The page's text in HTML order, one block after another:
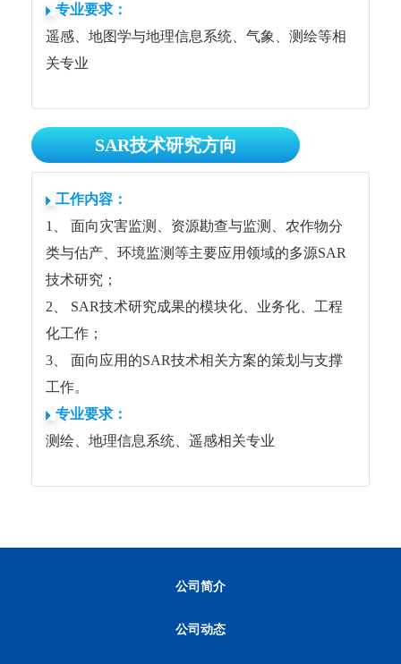
专业要求：
遥感、地图学与地理信息系统、气象、测绘等相
关专业
SAR技术研究方向
工作内容：
1、 面向灾害监测、资源勘查与监测、农作物分
类与估产、环境监测等主要应用领域的多源SAR
技术研究；
2、 SAR技术研究成果的模块化、业务化、工程
化工作；
3、 面向应用的SAR技术相关方案的策划与支撑
工作。
专业要求：
测绘、地理信息系统、遥感相关专业
公司简介
公司动态